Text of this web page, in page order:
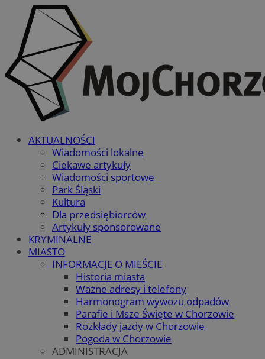
AKTUALNOŚCI
Wiadomości lokalne
Ciekawe artykuły
Wiadomości sportowe
Park Śląski
Kultura
Dla przedsiębiorców
Artykuły sponsorowane
KRYMINALNE
MIASTO
INFORMACJE O MIEŚCIE
Historia miasta
Ważne adresy i telefony
Harmonogram wywozu odpadów
Parafie i Msze Święte w Chorzowie
Rozkłady jazdy w Chorzowie
Pogoda w Chorzowie
ADMINISTRACJA